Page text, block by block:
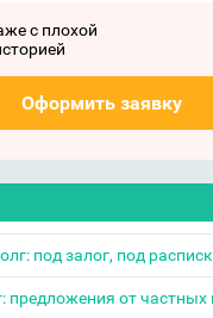
с плохой
Оформить заявку
под залог, под
предложения от частных